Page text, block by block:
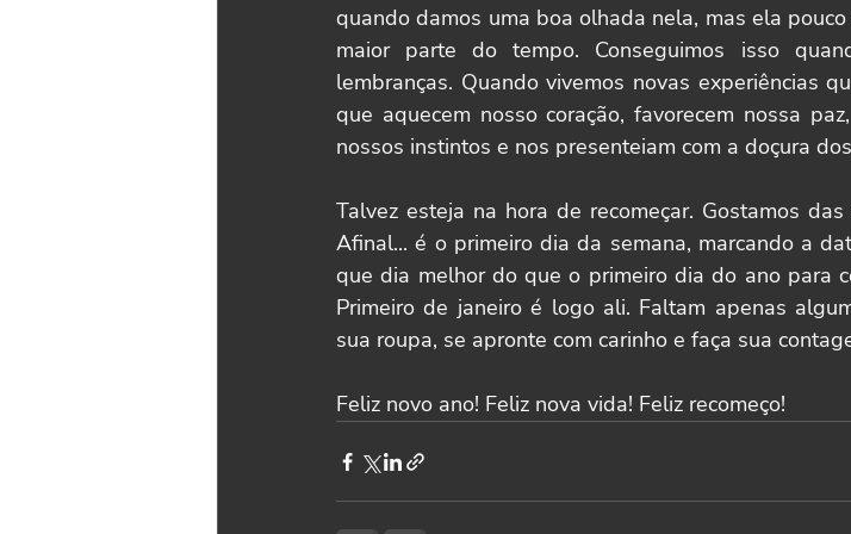
quando damos uma boa olhada nela, mas ela
maior parte do tempo. Conseguimos isso
lembranças. Quando vivemos novas experiências
que aquecem nosso coração, favorecem nossa
nossos instintos e nos presenteiam com a doçura
Talvez esteja na hora de recomeçar. Gostamos
Afinal... é o primeiro dia da semana, marcando a
que dia melhor do que o primeiro dia do ano para
Primeiro de janeiro é logo ali. Faltam apenas
sua roupa, se apronte com carinho e faça sua
Feliz novo ano! Feliz nova vida! Feliz recomeço!